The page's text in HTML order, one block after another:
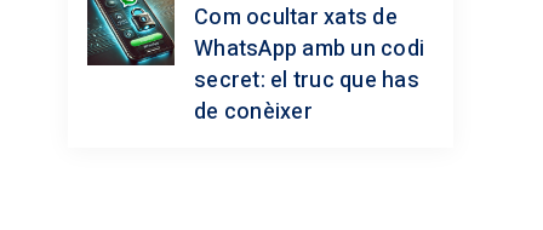
Com ocultar xats de
WhatsApp amb un codi
secret: el truc que has
de conèixer